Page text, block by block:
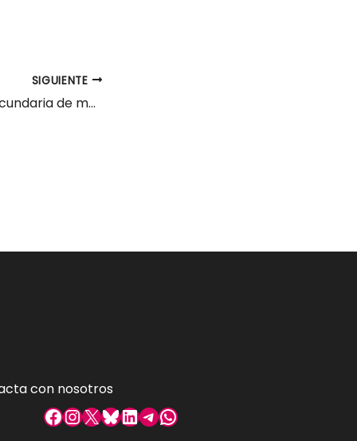
SIGUIENTE
Profesor/a de Secundaria de matemáticas Camargo
con nosotros
Facebook
Instagram
X Bluesky
LinkedIn
Telegram
WhatsApp